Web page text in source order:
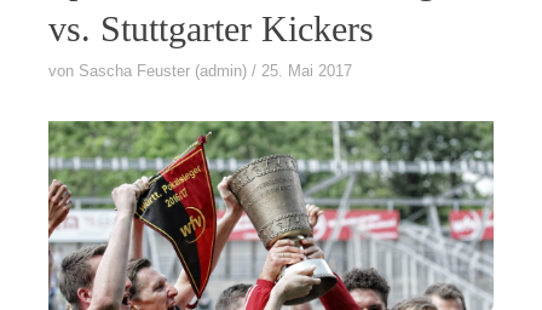
vs. Stuttgarter Kickers
von Sascha Feuster (admin) 25. Mai 2017